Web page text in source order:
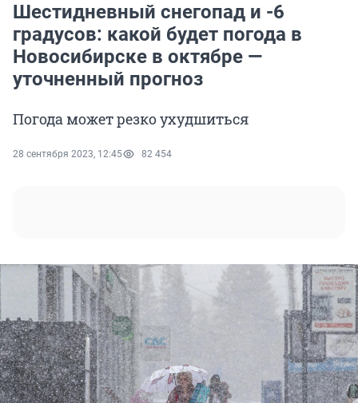
Шестидневный снегопад и -6
градусов: какой будет погода в
Новосибирске в октябре —
уточненный прогноз
Погода может резко ухудшиться
28 сентября 2023, 12:45 82 454